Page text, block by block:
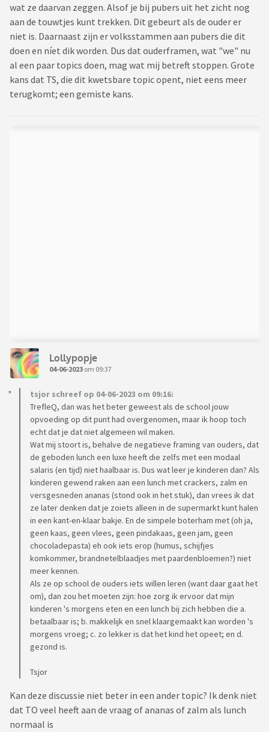
wat ze daarvan zeggen. Alsof je bij pubers uit het zicht nog
aan de touwtjes kunt trekken. Dit gebeurt als de ouder er
niet is. Daarnaast zijn er volksstammen aan pubers die dit
doen en níet dik worden. Dus dat ouderframen, wat "we" nu
al een paar topics doen, mag wat mij betreft stoppen. Grote
kans dat TS, die dit kwetsbare topic opent, niet eens meer
terugkomt; een gemiste kans.
Lollypopje
04-06-2023 om 09:37
tsjor schreef op 04-06-2023 om 09:16:
TrefleQ, dan was het beter geweest als de school jouw
opvoeding op dit punt had overgenomen, maar ik hoop toch
echt dat je dat niet algemeen wil maken.
Wat mij stoort is, behalve de negatieve framing van ouders, dat
de geboden lunch een luxe heeft die zelfs met een modaal
salaris (en tijd) niet haalbaar is. Dus wat leer je kinderen dan? Als
kinderen gewend raken aan een lunch met crackers, zalm en
versgesneden ananas (stond ook in het stuk), dan vrees ik dat
ze later denken dat je zoiets alleen in de supermarkt kunt halen
in een kant-en-klaar bakje. En de simpele boterham met (oh ja,
geen kaas, geen vlees, geen pindakaas, geen jam, geen
chocoladepasta) eh ook iets erop (humus, schijfjes
komkommer, brandnetelblaadjes met paardenbloemen?) niet
meer kennen.
Als ze op school de ouders iets willen leren (want daar gaat het
om), dan zou het moeten zijn: hoe zorg ik ervoor dat mijn
kinderen 's morgens eten en een lunch bij zich hebben die a.
betaalbaar is; b. makkelijk en snel klaargemaakt kan worden 's
morgens vroeg; c. zo lekker is dat het kind het opeet; en d.
gezond is.
Tsjor
Kan deze discussie niet beter in een ander topic? Ik denk niet
dat TO veel heeft aan de vraag of ananas of zalm als lunch
normaal is